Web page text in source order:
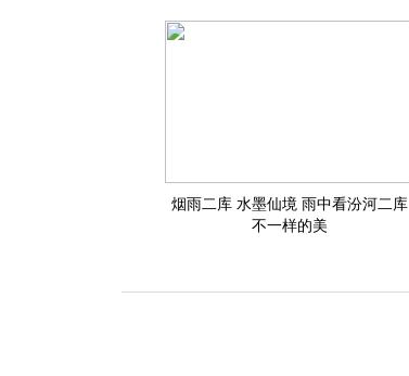
烟雨二库 水墨仙境 雨中看汾河二库
不一样的美